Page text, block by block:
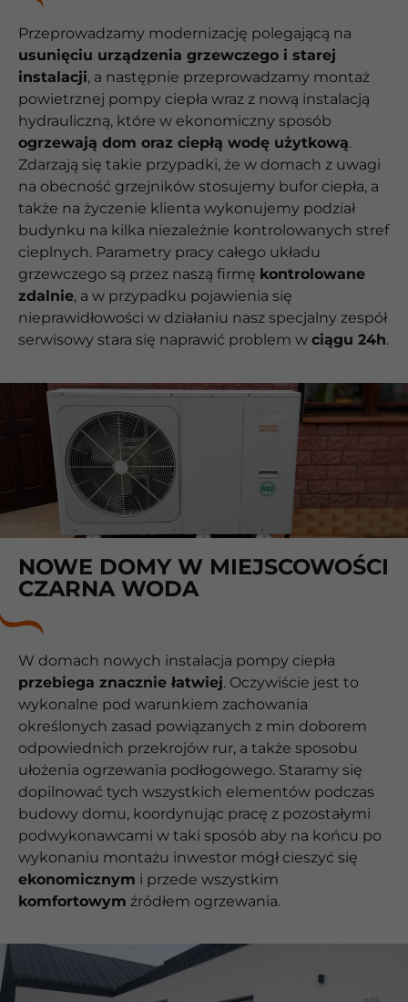
Przeprowadzamy modernizację polegającą na
usunięciu urządzenia grzewczego i starej
instalacji, a następnie przeprowadzamy montaż
powietrznej pompy ciepła wraz z nową instalacją
hydrauliczną, które w ekonomiczny sposób
ogrzewają dom oraz ciepłą wodę użytkową.
Zdarzają się takie przypadki, że w domach z uwagi
na obecność grzejników stosujemy bufor ciepła, a
także na życzenie klienta wykonujemy podział
budynku na kilka niezależnie kontrolowanych stref
cieplnych. Parametry pracy całego układu
grzewczego są przez naszą firmę kontrolowane
zdalnie, a w przypadku pojawienia się
nieprawidłowości w działaniu nasz specjalny zespół
serwisowy stara się naprawić problem w ciągu 24h.
NOWE DOMY W MIEJSCOWOŚCI
CZARNA WODA
W domach nowych instalacja pompy ciepła
przebiega znacznie łatwiej. Oczywiście jest to
wykonalne pod warunkiem zachowania
określonych zasad powiązanych z min doborem
odpowiednich przekrojów rur, a także sposobu
ułożenia ogrzewania podłogowego. Staramy się
dopilnować tych wszystkich elementów podczas
budowy domu, koordynując pracę z pozostałymi
podwykonawcami w taki sposób aby na końcu po
wykonaniu montażu inwestor mógł cieszyć się
ekonomicznym i przede wszystkim
komfortowym źródłem ogrzewania.